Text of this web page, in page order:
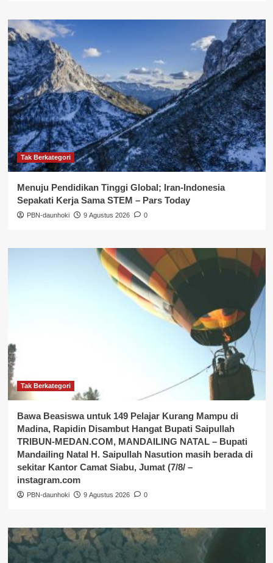
Tak Berkategori
Menuju Pendidikan Tinggi Global; Iran-Indonesia
Sepakati Kerja Sama STEM – Pars Today
PBN-daunhoki 9 Agustus 2026 0
Tak Berkategori
Bawa Beasiswa untuk 149 Pelajar Kurang Mampu di
Madina, Rapidin Disambut Hangat Bupati Saipullah
TRIBUN-MEDAN.COM, MANDAILING NATAL – Bupati
Mandailing Natal H. Saipullah Nasution masih berada di
sekitar Kantor Camat Siabu, Jumat (7/8/ –
instagram.com
PBN-daunhoki 9 Agustus 2026 0